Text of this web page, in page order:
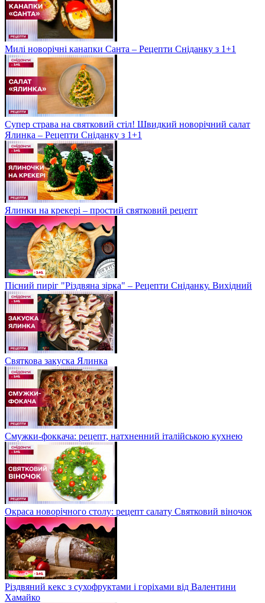
Милі новорічні канапки Санта – Рецепти Сніданку з 1+1
Супер страва на святковий стіл! Швидкий новорічний салат
Ялинка – Рецепти Сніданку з 1+1
Ялинки на крекері – простий святковий рецепт
Пісний пиріг "Різдвяна зірка" – Рецепти Сніданку. Вихідний
Святкова закуска Ялинка
Смужки-фоккача: рецепт, натхненний італійською кухнею
Окраса новорічного столу: рецепт салату Святковий віночок
Різдвяний кекс з сухофруктами і горіхами від Валентини
Хамайко